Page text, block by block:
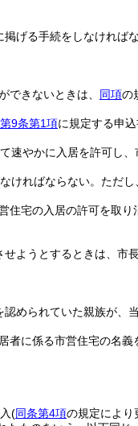
げる手続をしなければな
できないときは、 同項の
第9条第1項に規定する申
速やかに入居を許可し
ければならない。 ただし
宅の入居の許可を取り
ようとするときは、市
められていた親族が、
に係る市営住宅の名
(同条第4項の規定により